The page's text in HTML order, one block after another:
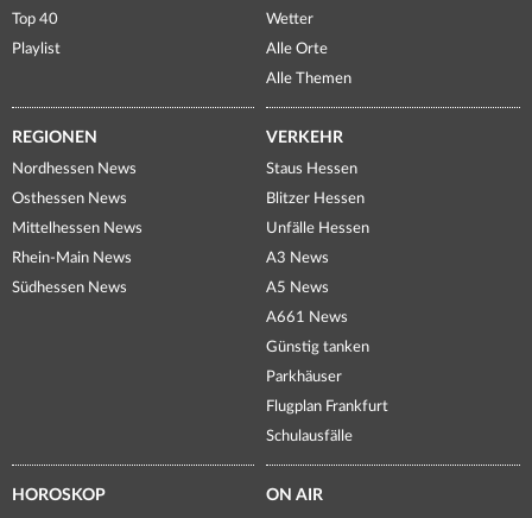
Top 40
Playlist
Wetter
Alle Orte
Alle Themen
REGIONEN
Nordhessen News
Osthessen News
Mittelhessen News
Rhein-Main News
Südhessen News
VERKEHR
Staus Hessen
Blitzer Hessen
Unfälle Hessen
A3 News
A5 News
A661 News
Günstig tanken
Parkhäuser
Flugplan Frankfurt
Schulausfälle
HOROSKOP ON AIR